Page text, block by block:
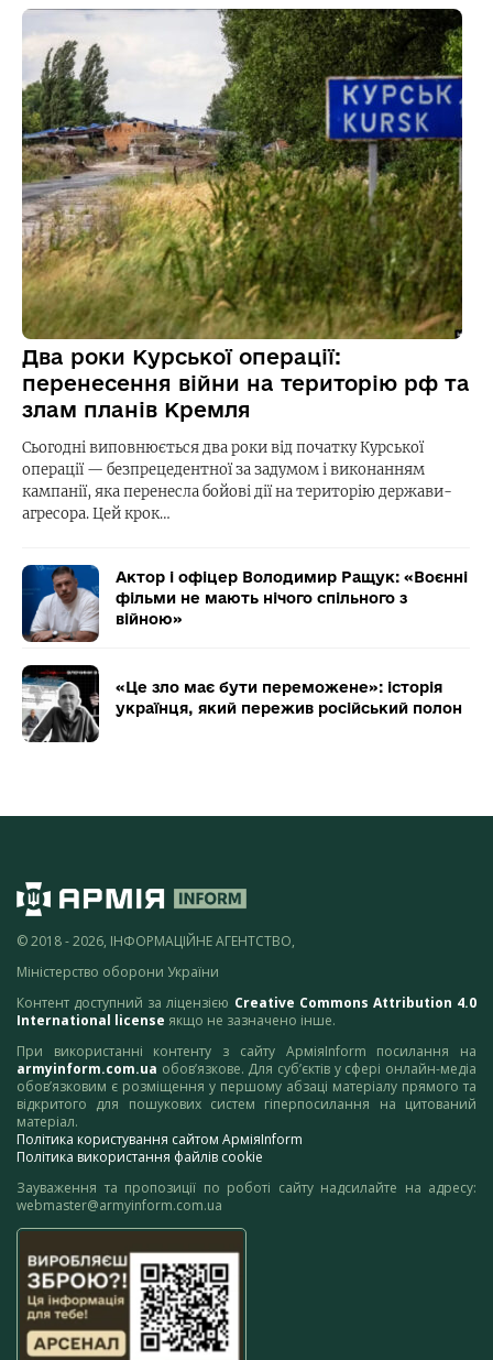
Два роки Курської операції:
перенесення війни на територію рф та
злам планів Кремля
Сьогодні виповнюється два роки від початку Курської
операції — безпрецедентної за задумом і виконанням
кампанії, яка перенесла бойові дії на територію держави-
агресора. Цей крок…
Актор і офіцер Володимир Ращук: «Воєнні
фільми не мають нічого спільного з
війною»
«Це зло має бути переможене»: історія
українця, який пережив російський полон
© 2018 - 2026, ІНФОРМАЦІЙНЕ АГЕНТСТВО,
Міністерство оборони України
Контент доступний за ліцензією Creative Commons Attribution 4.0
International license якщо не зазначено інше.
При використанні контенту з сайту АрміяInform посилання на
armyinform.com.ua обов’язкове. Для суб’єктів у сфері онлайн-медіа
обов’язковим є розміщення у першому абзаці матеріалу прямого та
відкритого для пошукових систем гіперпосилання на цитований
матеріал.
Політика користування сайтом АрміяInform
Політика використання файлів cookie
Зауваження та пропозиції по роботі сайту надсилайте на адресу:
webmaster@armyinform.com.ua